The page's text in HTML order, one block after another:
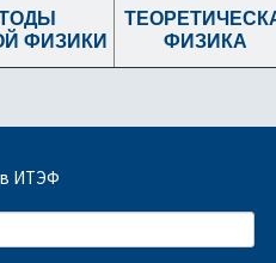
ФИЗИКИ
ФИЗИКА
ИТЭФ